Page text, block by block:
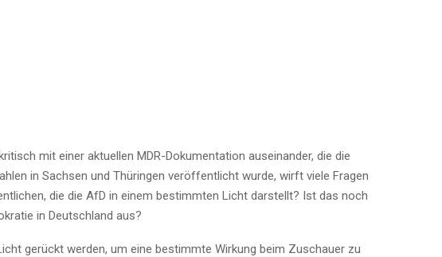
mit einer aktuellen MDR-Dokumentation auseinander, die die
in Sachsen und Thüringen veröffentlicht wurde, wirft viele Fragen
die die AfD in einem bestimmten Licht darstellt? Ist das noch
in Deutschland aus?
gerückt werden, um eine bestimmte Wirkung beim Zuschauer zu